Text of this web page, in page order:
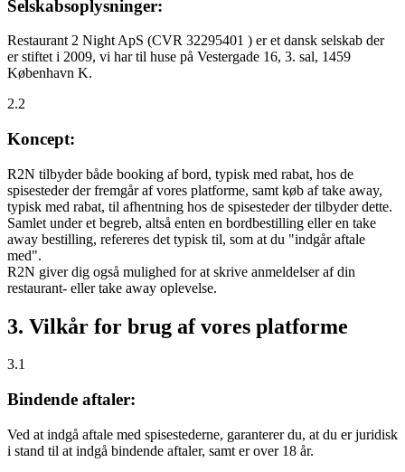
Selskabsoplysninger:
Restaurant 2 Night ApS (CVR 32295401 ) er et dansk selskab der
er stiftet i 2009, vi har til huse på Vestergade 16, 3. sal, 1459
København K.
2.2
Koncept:
R2N tilbyder både booking af bord, typisk med rabat, hos de
spisesteder der fremgår af vores platforme, samt køb af take away,
typisk med rabat, til afhentning hos de spisesteder der tilbyder dette.
Samlet under et begreb, altså enten en bordbestilling eller en take
away bestilling, refereres det typisk til, som at du "indgår aftale
med".
R2N giver dig også mulighed for at skrive anmeldelser af din
restaurant- eller take away oplevelse.
3. Vilkår for brug af vores platforme
3.1
Bindende aftaler:
Ved at indgå aftale med spisestederne, garanterer du, at du er juridisk
i stand til at indgå bindende aftaler, samt er over 18 år.